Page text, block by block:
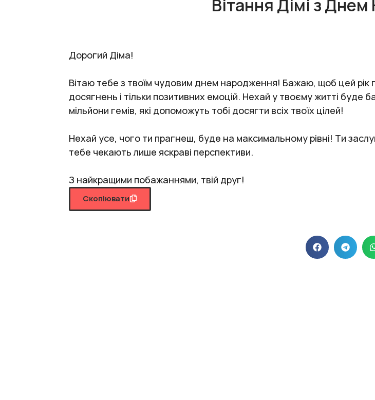
Вітання Дімі з
Дорогий Діма!
Вітаю тебе з твоїм чудовим днем народження! Бажаю, щоб цей рік
досягнень і тільки позитивних емоцій. Нехай у твоєму житті буде
мільйони гемів, які допоможуть тобі досягти всіх твоїх цілей!
Нехай усе, чого ти прагнеш, буде на максимальному рівні! Ти
тебе чекають лише яскраві перспективи.
З найкращими побажаннями, твій друг!
Скопіювати